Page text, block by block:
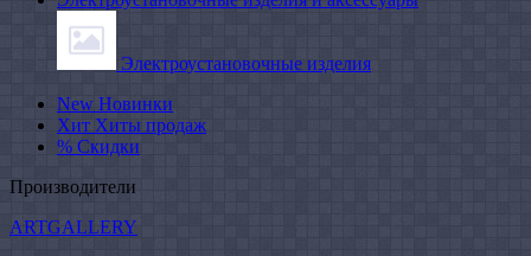
Электроустановочные изделия
New Новинки
Хит Хиты продаж
% Скидки
Производители
ARTGALLERY